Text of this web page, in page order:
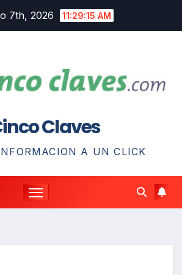
7th, 2026 11:29:16 AM
Claves
A UN CLICK